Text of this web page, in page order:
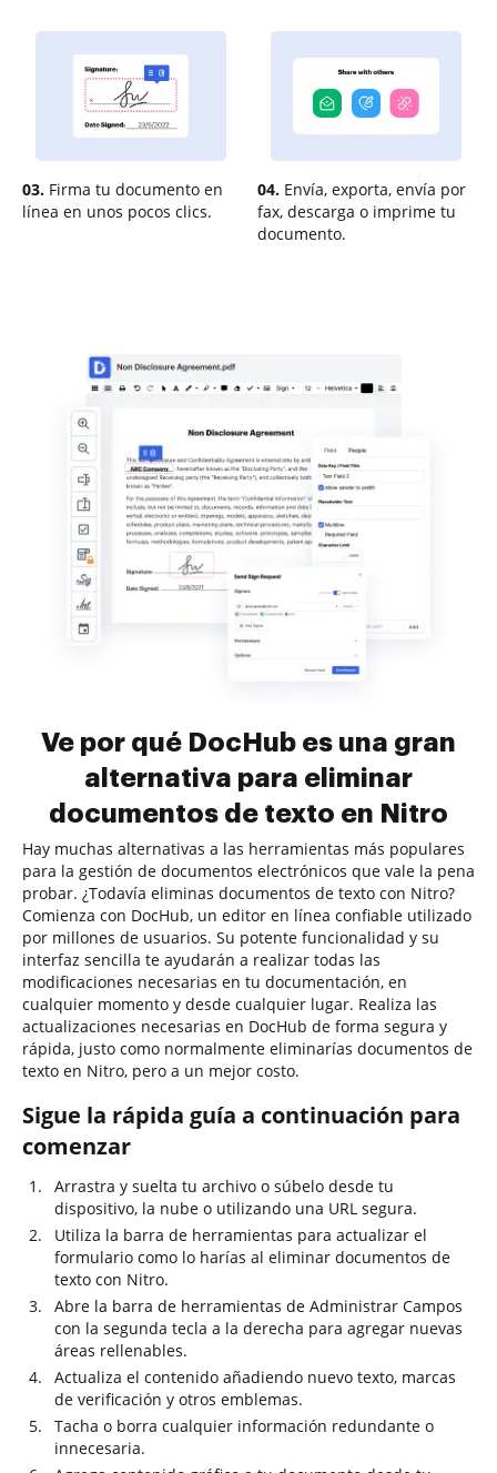
03. Firma tu documento en
línea en unos pocos clics.
04. Envía, exporta, envía por
fax, descarga o imprime tu
documento.
Ve por qué DocHub es una gran
alternativa para eliminar
documentos de texto en Nitro
Hay muchas alternativas a las herramientas más populares
para la gestión de documentos electrónicos que vale la pena
probar. ¿Todavía eliminas documentos de texto con Nitro?
Comienza con DocHub, un editor en línea confiable utilizado
por millones de usuarios. Su potente funcionalidad y su
interfaz sencilla te ayudarán a realizar todas las
modificaciones necesarias en tu documentación, en
cualquier momento y desde cualquier lugar. Realiza las
actualizaciones necesarias en DocHub de forma segura y
rápida, justo como normalmente eliminarías documentos de
texto en Nitro, pero a un mejor costo.
Sigue la rápida guía a continuación para
comenzar
Arrastra y suelta tu archivo o súbelo desde tu
dispositivo, la nube o utilizando una URL segura.
Utiliza la barra de herramientas para actualizar el
formulario como lo harías al eliminar documentos de
texto con Nitro.
Abre la barra de herramientas de Administrar Campos
con la segunda tecla a la derecha para agregar nuevas
áreas rellenables.
Actualiza el contenido añadiendo nuevo texto, marcas
de verificación y otros emblemas.
Tacha o borra cualquier información redundante o
innecesaria.